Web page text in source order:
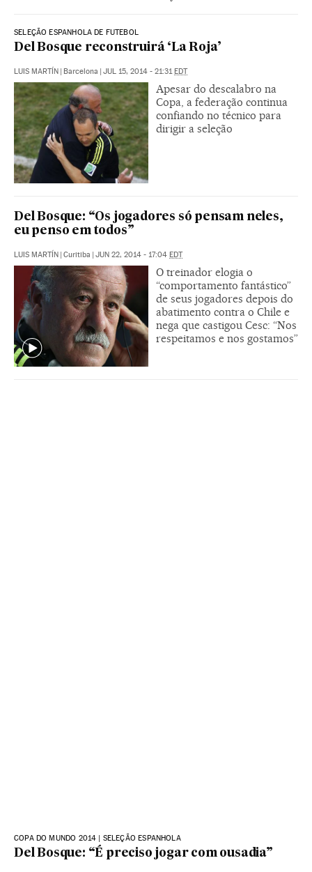
SELEÇÃO ESPANHOLA DE FUTEBOL
Del Bosque reconstruirá ‘La Roja’
LUIS MARTÍN Barcelona JUL 15, 2014 - 21:31 EDT
Apesar do descalabro na
Copa, a federação continua
confiando no técnico para
dirigir a seleção
Del Bosque: “Os jogadores só pensam neles,
eu penso em todos”
LUIS MARTÍN Curitiba JUN 22, 2014 - 17:04 EDT
O treinador elogia o
“comportamento fantástico”
de seus jogadores depois do
abatimento contra o Chile e
nega que castigou Cesc: “Nos
respeitamos e nos gostamos”
COPA DO MUNDO 2014 | SELEÇÃO ESPANHOLA
Del Bosque: “É preciso jogar com ousadia”